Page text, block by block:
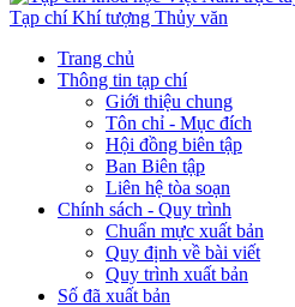
Tạp chí Khí tượng Thủy văn
Trang chủ
Thông tin tạp chí
Giới thiệu chung
Tôn chỉ - Mục đích
Hội đồng biên tập
Ban Biên tập
Liên hệ tòa soạn
Chính sách - Quy trình
Chuẩn mực xuất bản
Quy định về bài viết
Quy trình xuất bản
Số đã xuất bản